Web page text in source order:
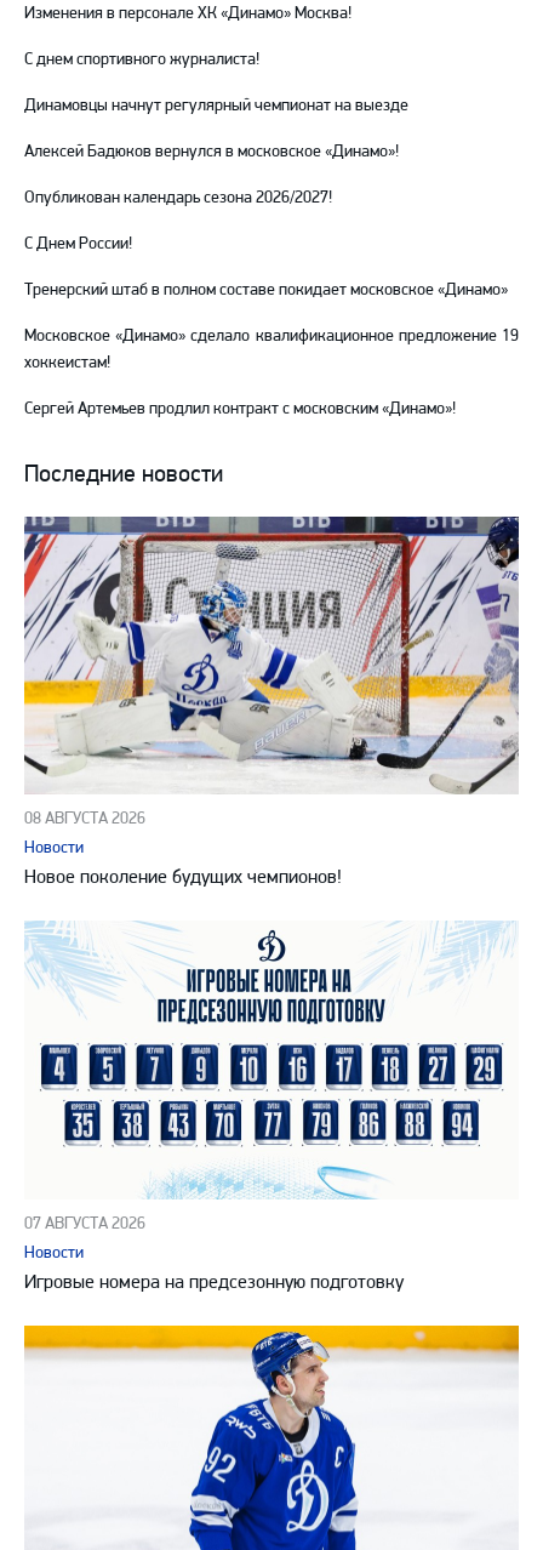
Изменения в персонале ХК «Динамо» Москва!
С днем спортивного журналиста!
Динамовцы начнут регулярный чемпионат на выезде
Алексей Бадюков вернулся в московское «Динамо»!
Опубликован календарь сезона 2026/2027!
С Днем России!
Тренерский штаб в полном составе покидает московское «Динамо»
Московское «Динамо» сделало квалификационное предложение 19
хоккеистам!
Сергей Артемьев продлил контракт с московским «Динамо»!
Последние новости
08 АВГУСТА 2026
Новости
Новое поколение будущих чемпионов!
07 АВГУСТА 2026
Новости
Игровые номера на предсезонную подготовку